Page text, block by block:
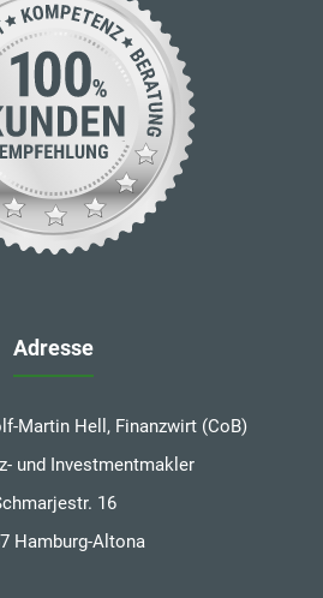
Adresse
Martin Hell, Finanzwirt (CoB)
und Investmentmakler
16
Hamburg-Altona